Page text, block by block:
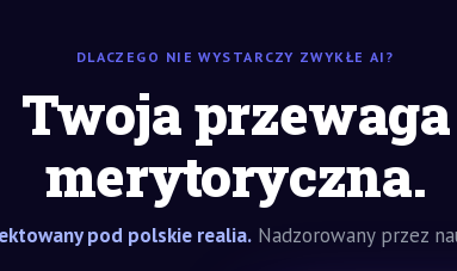
DLACZEGO NIE WYSTARCZY ZWYKŁE AI?
Twoja przewaga
merytoryczna.
pod polskie realia.Nadzorowany przez